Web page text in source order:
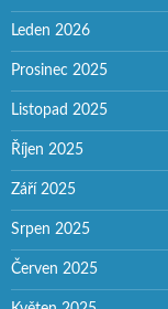
Leden 2026
Prosinec 2025
Listopad 2025
Říjen 2025
Září 2025
Srpen 2025
Červen 2025